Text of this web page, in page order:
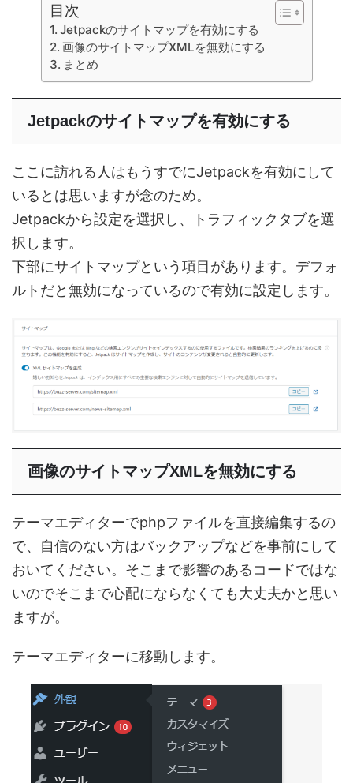
目次
Jetpackのサイトマップを有効にする
画像のサイトマップXMLを無効にする
まとめ
Jetpackのサイトマップを有効にする
ここに訪れる人はもうすでにJetpackを有効にして
いるとは思いますが念のため。
Jetpackから設定を選択し、トラフィックタブを選
択します。
下部にサイトマップという項目があります。デフォ
ルトだと無効になっているので有効に設定します。
画像のサイトマップXMLを無効にする
テーマエディターでphpファイルを直接編集するの
で、自信のない方はバックアップなどを事前にして
おいてください。そこまで影響のあるコードではな
いのでそこまで心配にならなくても大丈夫かと思い
ますが。
テーマエディターに移動します。